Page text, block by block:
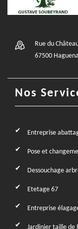
Rue du
67500
Nos
Entreprise
Pose et
Dessouchage
Etetage 67
Entreprise
Jardinier taille de